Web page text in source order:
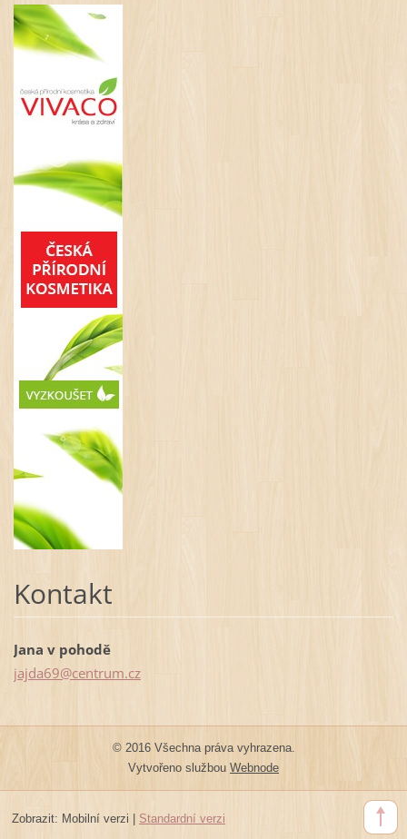
Kontakt
Jana v pohodě
jajda69@centrum.cz
© 2016 Všechna práva vyhrazena.
Vytvořeno službou Webnode
Zobrazit: Mobilní verzi | Standardní verzi